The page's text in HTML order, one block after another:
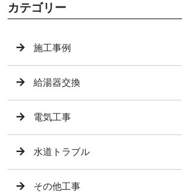
カテゴリー
施工事例
給湯器交換
電気工事
水道トラブル
その他工事